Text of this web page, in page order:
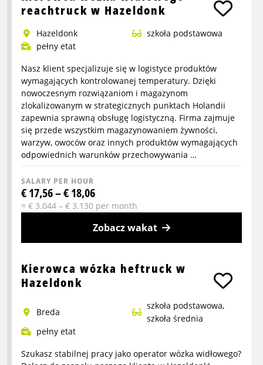
about
produkcyjny
Soda
Stream
reachtruck w Hazeldonk
Hazeldonk
szkoła podstawowa
pełny etat
Nasz klient specjalizuje się w logistyce produktów
wymagających kontrolowanej temperatury. Dzięki
nowoczesnym rozwiązaniom i magazynom
zlokalizowanym w strategicznych punktach Holandii
zapewnia sprawną obsługę logistyczną. Firma zajmuje
się przede wszystkim magazynowaniem żywności,
warzyw, owoców oraz innych produktów wymagających
odpowiednich warunków przechowywania …
SALARY PER HOUR
€ 17,56 – € 18,06
≈ € 3.044 – € 3.130 per month
Zobacz wakat
info
about
wózka
reachtruck
w
Kierowca wózka heftruck w
Hazeldonk
Breda
szkoła podstawowa,
szkoła średnia
pełny etat
Szukasz stabilnej pracy jako operator wózka widłowego?